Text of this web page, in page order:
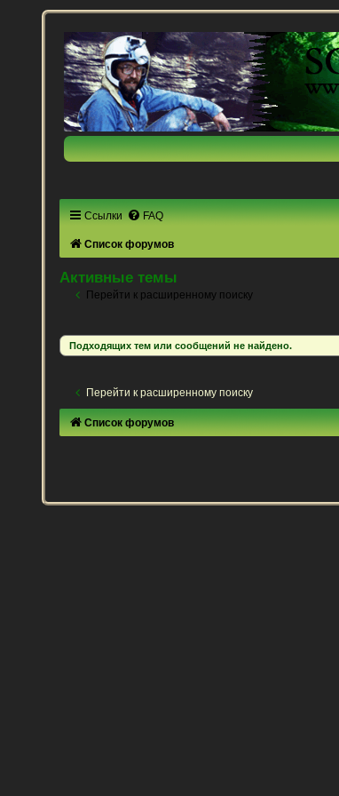
Ссылки FAQ
Список форумов
Активные темы
Перейти к расширенному поиску
Подходящих тем или сообщений не найдено.
Перейти к расширенному поиску
Список форумов